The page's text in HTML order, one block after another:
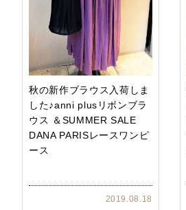
秋の新作ブラウス入荷しま
した♪anni plusリボンブラ
ウス ＆SUMMER SALE
DANA PARISレースワンピ
ース
2019.08.18